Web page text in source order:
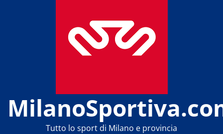
Tutto lo sport di Milano e provincia